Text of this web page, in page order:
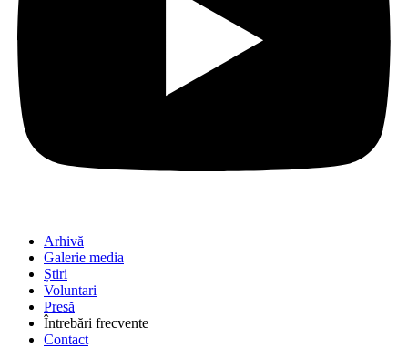
Arhivă
Galerie media
Știri
Voluntari
Presă
Întrebări frecvente
Contact